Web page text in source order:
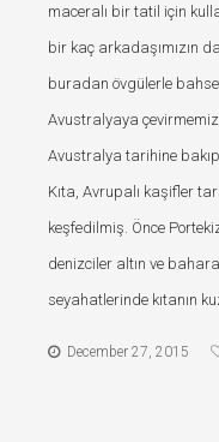
maceralı bir tatil için
bir kaç arkadaşımızın
buradan övgülerle
Avustralyaya
Avustralya tarihine
Kıta, Avrupalı kaşifler
keşfedilmiş. Önce
denizciler altın ve
seyahatlerinde kıtanın
December 27, 2015